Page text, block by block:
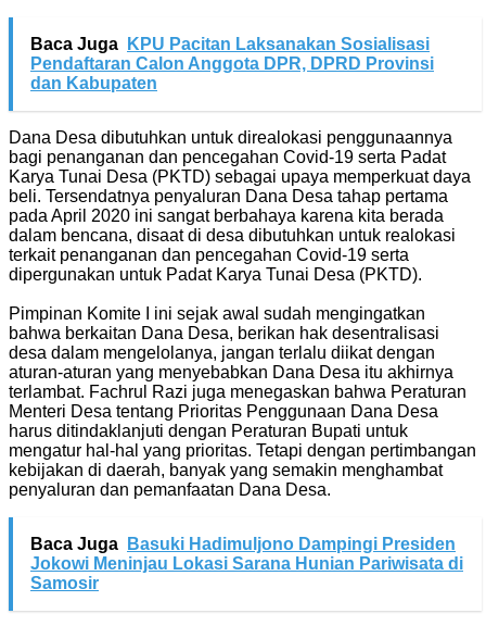
Baca Juga
KPU Pacitan Laksanakan Sosialisasi
Pendaftaran Calon Anggota DPR, DPRD Provinsi
dan Kabupaten
Dana Desa dibutuhkan untuk direalokasi penggunaannya
bagi penanganan dan pencegahan Covid-19 serta Padat
Karya Tunai Desa (PKTD) sebagai upaya memperkuat daya
beli. Tersendatnya penyaluran Dana Desa tahap pertama
pada April 2020 ini sangat berbahaya karena kita berada
dalam bencana, disaat di desa dibutuhkan untuk realokasi
terkait penanganan dan pencegahan Covid-19 serta
dipergunakan untuk Padat Karya Tunai Desa (PKTD).
Pimpinan Komite I ini sejak awal sudah mengingatkan
bahwa berkaitan Dana Desa, berikan hak desentralisasi
desa dalam mengelolanya, jangan terlalu diikat dengan
aturan-aturan yang menyebabkan Dana Desa itu akhirnya
terlambat. Fachrul Razi juga menegaskan bahwa Peraturan
Menteri Desa tentang Prioritas Penggunaan Dana Desa
harus ditindaklanjuti dengan Peraturan Bupati untuk
mengatur hal-hal yang prioritas. Tetapi dengan pertimbangan
kebijakan di daerah, banyak yang semakin menghambat
penyaluran dan pemanfaatan Dana Desa.
Baca Juga
Basuki Hadimuljono Dampingi Presiden
Jokowi Meninjau Lokasi Sarana Hunian Pariwisata di
Samosir